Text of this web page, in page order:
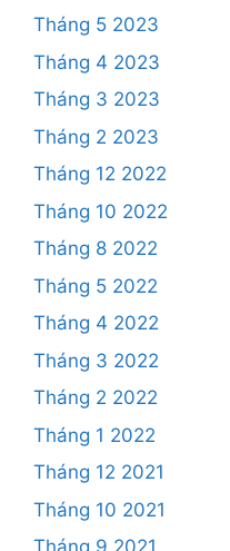
Tháng 5 2023
Tháng 4 2023
Tháng 3 2023
Tháng 2 2023
Tháng 12 2022
Tháng 10 2022
Tháng 8 2022
Tháng 5 2022
Tháng 4 2022
Tháng 3 2022
Tháng 2 2022
Tháng 1 2022
Tháng 12 2021
Tháng 10 2021